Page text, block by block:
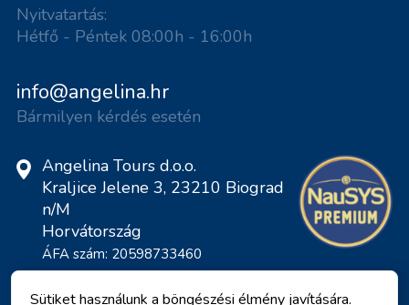
Nyitvatartás:
Hétfő - Péntek 08:00h - 16:00h
info@angelina.hr
Bármilyen kérdés esetén
Angelina Tours d.o.o.
Kraljice Jelene 3, 23210 Biograd
n/M
Horvátország
ÁFA szám: 20598733460
ID: HR-AB-23-060130534, MB:
0650676
Sütiket használunk a böngészési élmény javítására.